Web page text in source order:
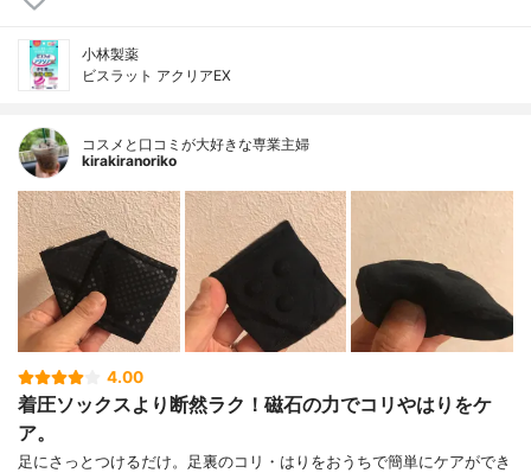
小林製薬
ビスラット アクリアEX
コスメと口コミが大好きな専業主婦
kirakiranoriko
4.00
着圧ソックスより断然ラク！磁石の力でコリやはりをケ
ア。
足にさっとつけるだけ。足裏のコリ・はりをおうちで簡単にケアができ